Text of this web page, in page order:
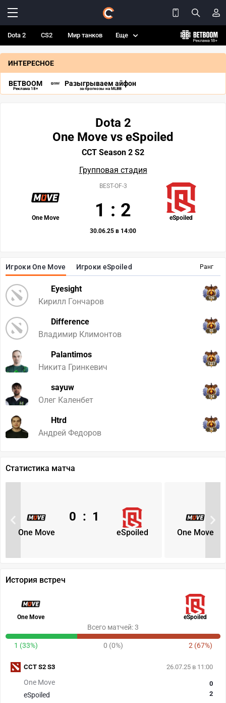
Dota 2 CS2 Мир танков Еще
ИНТЕРЕСНОЕ
BETBOOM
Реклама 18+
Разыгрываем айфон
за прогнозы на MLBB
Ранг
Игроки One Move Игроки eSpoiled
Eyesight
Кирилл Гончаров
109
Difference
Владимир Климонтов
55
Palantimos
Никита Гринкевич
1227
sayuw
Олег Каленбет
154
Htrd
Андрей Федоров
76
Dota 2
One Move vs eSpoiled
CCT Season 2 S2
Групповая стадия
One Move eSpoiled
BEST-OF-3
1 : 2
30.06.25 в 14:00
Статистика матча
One Move eSpoiled
0 : 1
One Move
История встреч
One Move eSpoiled
Всего матчей: 3
1 (33%) 0 (0%) 2 (67%)
26.07.25 в 11:00
One Move
eSpoiled
0
2
CCT S2 S3